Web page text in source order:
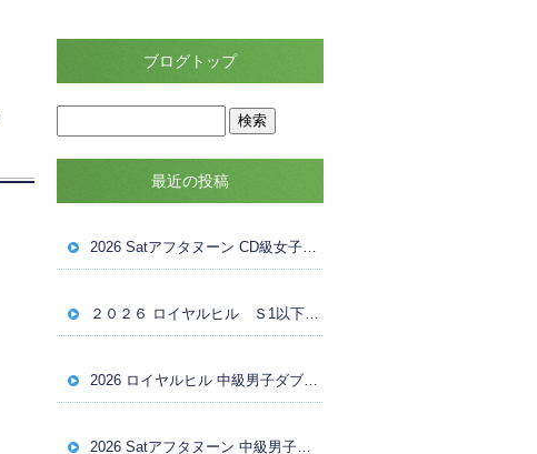
ブログトップ
最近の投稿